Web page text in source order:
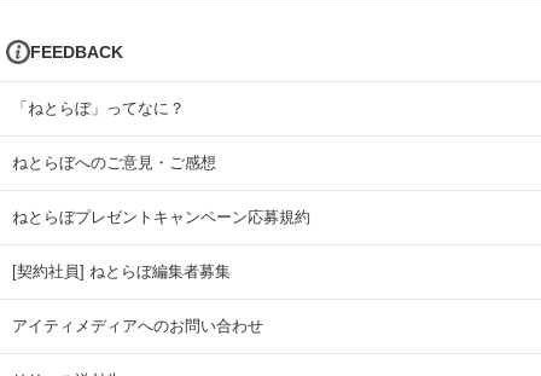
FEEDBACK
「ねとらぼ」ってなに？
ねとらぼへのご意見・ご感想
ねとらぼプレゼントキャンペーン応募規約
[契約社員] ねとらぼ編集者募集
アイティメディアへのお問い合わせ